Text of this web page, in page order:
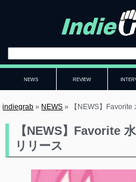
NEWS REVIEW
indiegrab » NEWS » 【NEWS】
【NEWS】Favorite
リリース